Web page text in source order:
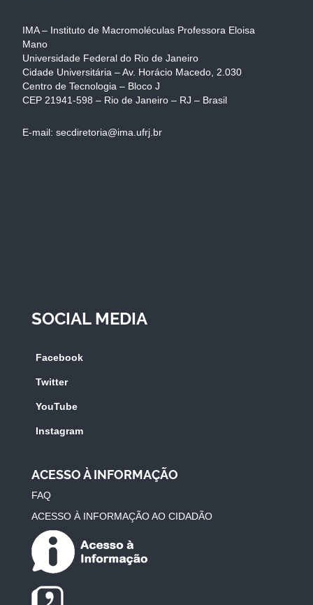
IMA – Instituto de Macromoléculas Professora Eloisa
Mano
Universidade Federal do Rio de Janeiro
Cidade Universitária – Av. Horácio Macedo, 2.030
Centro de Tecnologia – Bloco J
CEP 21941-598 – Rio de Janeiro – RJ – Brasil
E-mail: secdiretoria@ima.ufrj.br
SOCIAL MEDIA
Facebook
Twitter
YouTube
Instagram
ACESSO À INFORMAÇÃO
FAQ
ACESSO À INFORMAÇÃO AO CIDADÃO